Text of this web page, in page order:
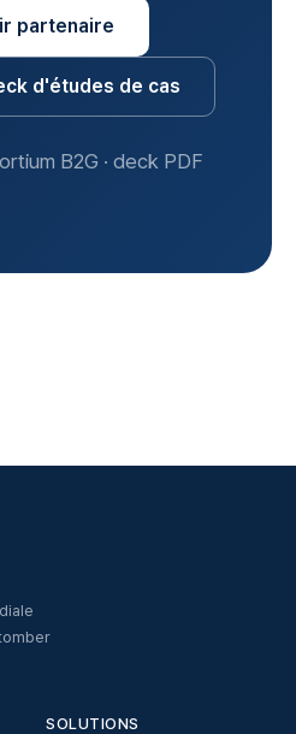
partenaire
d'études de cas
B2G · deck PDF
SOLUTIONS